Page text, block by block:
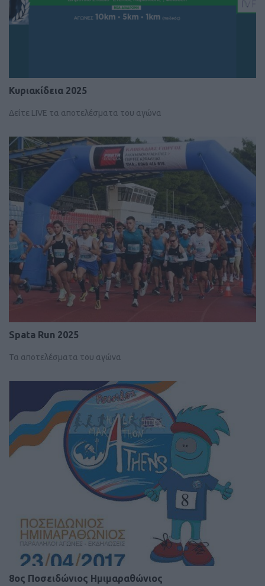
Κυριακίδεια 2025
Δείτε LIVE τα αποτελέσματα του αγώνα
Spata Run 2025
Τα αποτελέσματα του αγώνα
8ος Ποσειδώνιος Ημιμαραθώνιος